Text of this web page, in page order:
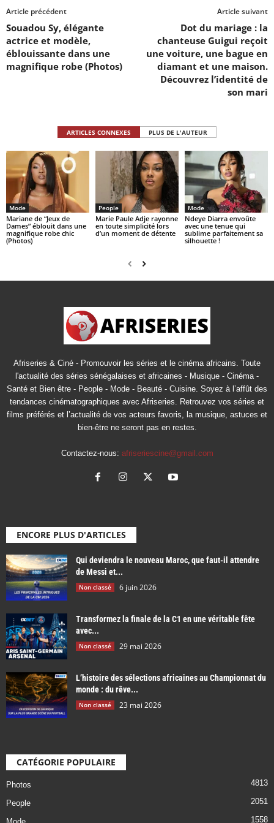
Article précédent
Souadou Sy, élégante
actrice et modèle,
éblouissante dans une
magnifique robe (Photos)
Article suivant
Dot du mariage : la
chanteuse Guigui reçoit
une voiture, une bague en
diamant et une maison.
Découvrez l’identité de
son mari
ARTICLES CONNEXES PLUS DE L'AUTEUR
Mode
Mariane de “Jeux de
Dames” éblouit dans une
magnifique robe chic
(Photos)
People
Marie Paule Adje rayonne
en toute simplicité lors
d’un moment de détente
Mode
Ndeye Diarra envoûte
avec une tenue qui
sublime parfaitement sa
silhouette !
Afriseries & Ciné - Promouvoir les séries et le cinéma africains. Toute
l'actualité des séries sénégalaises et africaines - Musique - Cinéma -
Santé et Bien être - People - Mode - Beauté - Cuisine. Soyez à l’affût des
tendances cinématographiques avec Afriseries. Retrouvez vos séries et
films préférés et l’actualité de vos acteurs favoris, la musique, astuces et
bien-être ne seront pas en restes.
Contactez-nous: afriseriescine@gmail.com
ENCORE PLUS D'ARTICLES
Qui deviendra le nouveau Maroc, que faut-il attendre
de Messi et...
Non classé 6 juin 2026
Transformez la finale de la C1 en une véritable fête
avec...
Non classé 29 mai 2026
L’histoire des sélections africaines au Championnat du
monde : du rêve...
Non classé 23 mai 2026
CATÉGORIE POPULAIRE
Photos 4813
People 2051
1558